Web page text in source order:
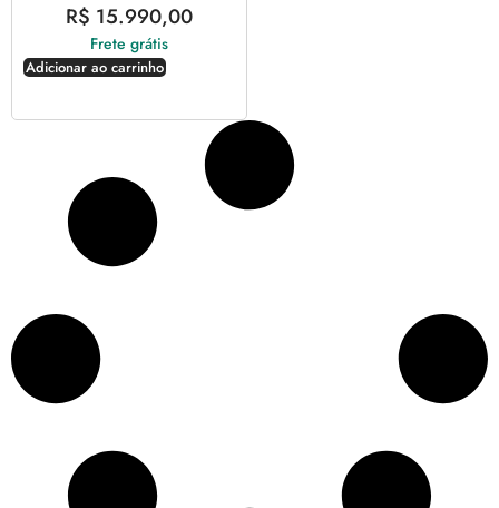
R$ 15.990,00
Frete grátis
Adicionar ao carrinho